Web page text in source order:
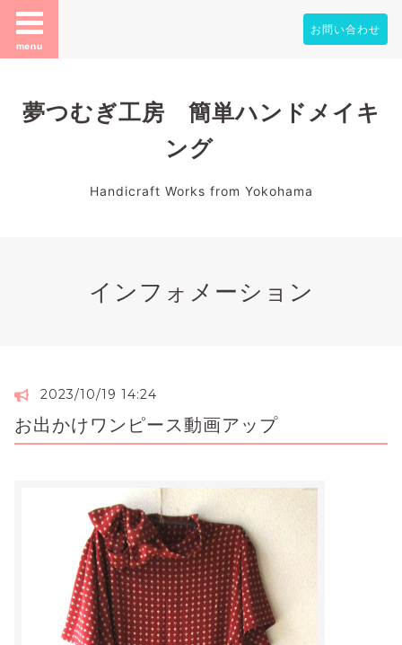
menu
お問い合わせ
夢つむぎ工房 簡単ハンドメイキ
ング
Handicraft Works from Yokohama
インフォメーション
2023/10/19 14:24
お出かけワンピース動画アップ